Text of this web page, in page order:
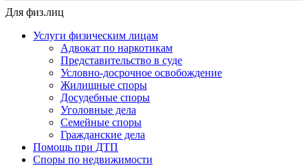
Для физ.лиц
Услуги физическим лицам
Адвокат по наркотикам
Представительство в суде
Условно-досрочное освобождение
Жилищные споры
Досудебные споры
Уголовные дела
Семейные споры
Гражданские дела
Помощь при ДТП
Споры по недвижимости